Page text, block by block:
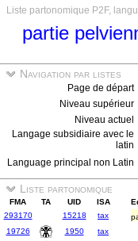
Liste partonomique P2F,
partie
Navigation par listes
Page de départ
Niveau supérieur
Niveau actuel
Langage subsidiaire avec le
latin
Language principal non Latin
Liste partonomique
FMA TA UID ISA
293170
15218 tax
19726
1950 tax